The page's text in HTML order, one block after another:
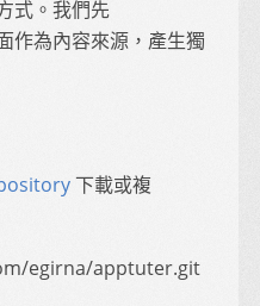
式。我們先
作為內容來源，產生獨
下載或複
egirna/apptuter.git